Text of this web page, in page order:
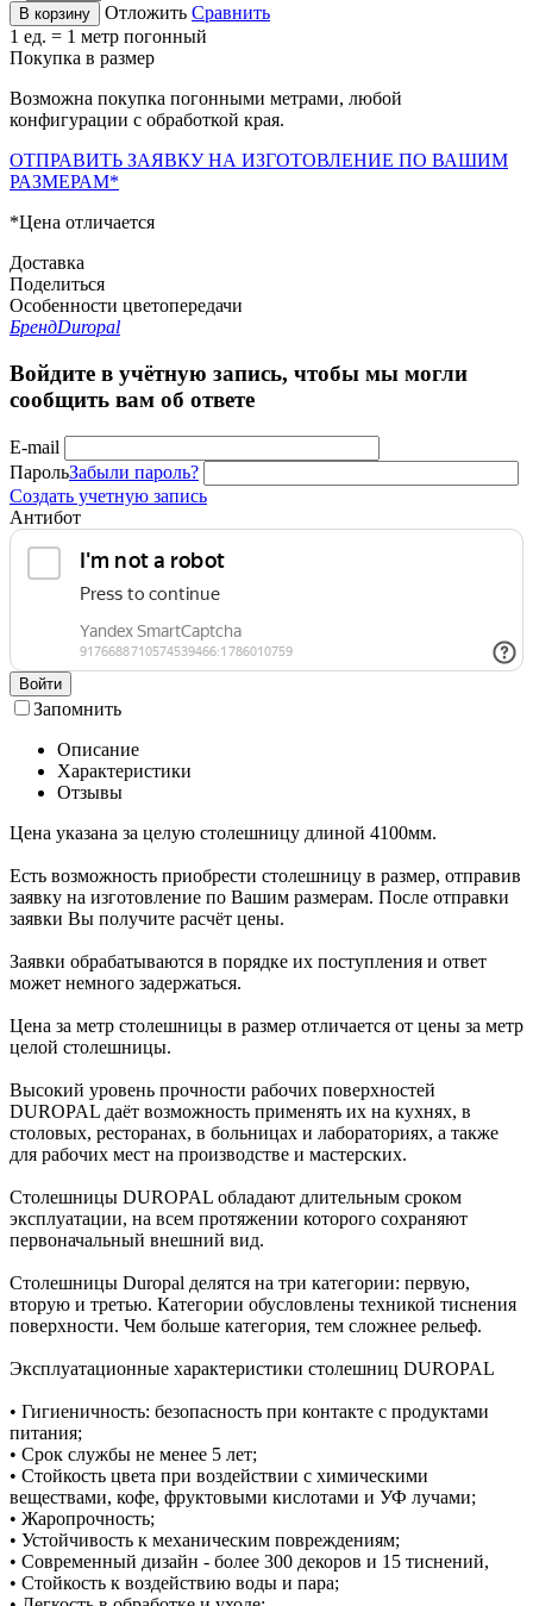
В корзину Отложить Сравнить
1 ед. = 1 метр погонный
Покупка в размер
Возможна покупка погонными метрами, любой
конфигурации с обработкой края.
ОТПРАВИТЬ ЗАЯВКУ НА ИЗГОТОВЛЕНИЕ ПО ВАШИМ
РАЗМЕРАМ*
*Цена отличается
Доставка
Поделиться
Особенности цветопередачи
БрендDuropal
Войдите в учётную запись, чтобы мы могли
сообщить вам об ответе
E-mail
ПарольЗабыли пароль?
Создать учетную запись
Антибот
Войти
Запомнить
Описание
Характеристики
Отзывы
Цена указана за целую столешницу длиной 4100мм.
Есть возможность приобрести столешницу в размер, отправив
заявку на изготовление по Вашим размерам. После отправки
заявки Вы получите расчёт цены.
Заявки обрабатываются в порядке их поступления и ответ
может немного задержаться.
Цена за метр столешницы в размер отличается от цены за метр
целой столешницы.
Высокий уровень прочности рабочих поверхностей
DUROPAL даёт возможность применять их на кухнях, в
столовых, ресторанах, в больницах и лабораториях, а также
для рабочих мест на производстве и мастерских.
Столешницы DUROPAL обладают длительным сроком
эксплуатации, на всем протяжении которого сохраняют
первоначальный внешний вид.
Столешницы Duropal делятся на три категории: первую,
вторую и третью. Категории обусловлены техникой тиснения
поверхности. Чем больше категория, тем сложнее рельеф.
Эксплуатационные характеристики столешниц DUROPAL
• Гигиеничность: безопасность при контакте с продуктами
питания;
• Срок службы не менее 5 лет;
• Стойкость цвета при воздействии с химическими
веществами, кофе, фруктовыми кислотами и УФ лучами;
• Жаропрочность;
• Устойчивость к механическим повреждениям;
• Современный дизайн - более 300 декоров и 15 тиснений,
• Стойкость к воздействию воды и пара;